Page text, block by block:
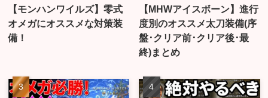
【モンハンワイルズ】零式
オメガにオススメな対策装
備！
【MHWアイスボーン】進行
度別のオススメ太刀装備(序
盤･クリア前･クリア後･最
終)まとめ